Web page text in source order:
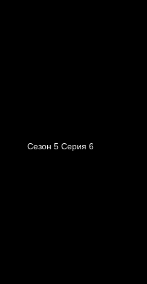
Сезон 5 Серия 6